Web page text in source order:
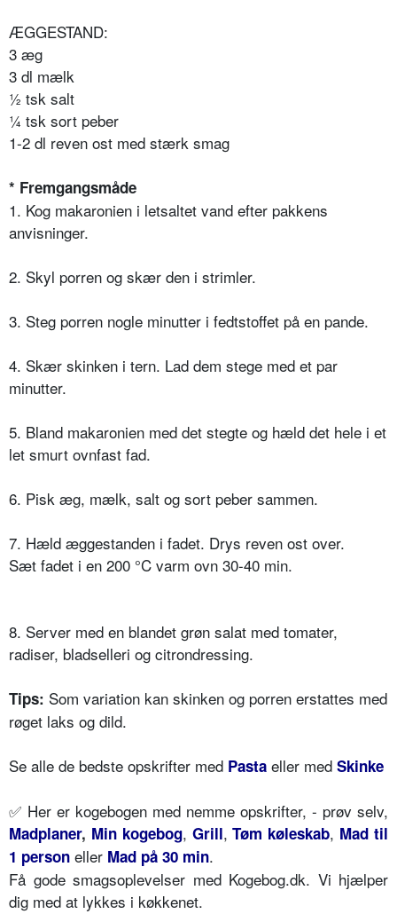
ÆGGESTAND:
3 æg
3 dl mælk
½ tsk salt
¼ tsk sort peber
1-2 dl reven ost med stærk smag
* Fremgangsmåde
1. Kog makaronien i letsaltet vand efter pakkens
anvisninger.
2. Skyl porren og skær den i strimler.
3. Steg porren nogle minutter i fedtstoffet på en pande.
4. Skær skinken i tern. Lad dem stege med et par
minutter.
5. Bland makaronien med det stegte og hæld det hele i et
let smurt ovnfast fad.
6. Pisk æg, mælk, salt og sort peber sammen.
7. Hæld æggestanden i fadet. Drys reven ost over.
Sæt fadet i en 200 °C varm ovn 30-40 min.
8. Server med en blandet grøn salat med tomater,
radiser, bladselleri og citrondressing.
Tips: Som variation kan skinken og porren erstattes med
røget laks og dild.
Se alle de bedste opskrifter med Pasta eller med Skinke
✅ Her er kogebogen med nemme opskrifter, - prøv selv,
Madplaner, Min kogebog, Grill,Tøm køleskab, Mad til
1 person eller Mad på 30 min.
Få gode smagsoplevelser med Kogebog.dk. Vi hjælper
dig med at lykkes i køkkenet.